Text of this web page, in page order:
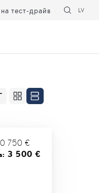
тест-драйв LV
750 €
3 500 €